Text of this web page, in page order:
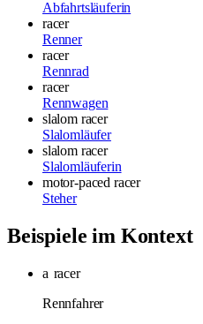
Abfahrtsläuferin
racer
Renner
racer
Rennrad
racer
Rennwagen
slalom racer
Slalomläufer
slalom racer
Slalomläuferin
motor-paced racer
Steher
Beispiele im Kontext
a racer
Rennfahrer